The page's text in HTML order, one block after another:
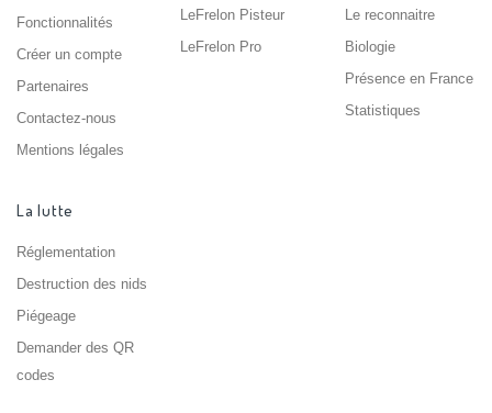
Fonctionnalités
Créer un compte
Partenaires
Contactez-nous
Mentions légales
LeFrelon Pisteur
LeFrelon Pro
Le reconnaitre
Biologie
Présence en France
Statistiques
La lutte
Réglementation
Destruction des nids
Piégeage
Demander des QR
codes